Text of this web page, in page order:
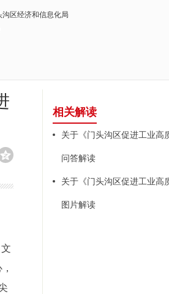
沟区经济和信息化局
相关解读
关于《门头沟区促进工业高
问答解读
关于《门头沟区促进工业高
图片解读